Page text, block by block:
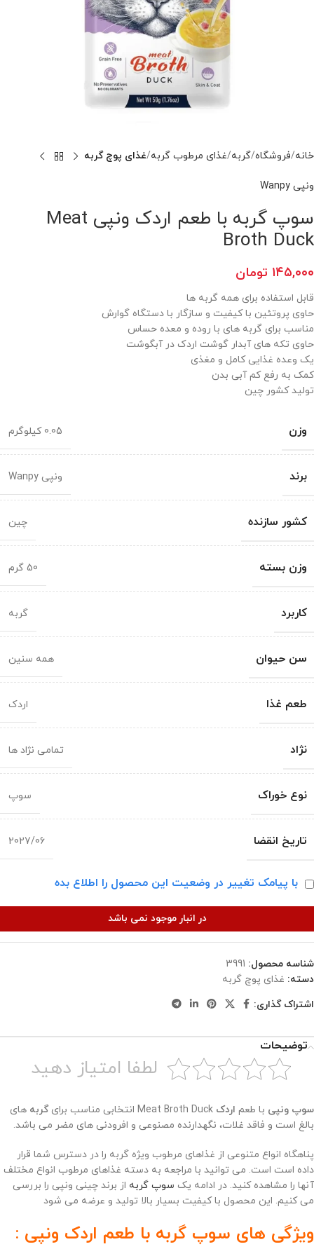
خانه فروشگاه گربه غذای مرطوب گربه غذای پوچ گربه
ونپی Wanpy
سوپ گربه با طعم اردک ونپی Meat
Broth Duck
۱۴۵,۰۰۰ تومان
قابل استفاده برای همه گربه ها
حاوی پروتئین با کیفیت و سازگار با دستگاه گوارش
مناسب برای گربه های با روده و معده حساس
حاوی تکه های آبدار گوشت اردک در آبگوشت
یک وعده غذایی کامل و مغذی
کمک به رفع کم آبی بدن
تولید کشور چین
وزن 0.05 کیلوگرم
برند ونپی Wanpy
کشور سازنده چین
وزن بسته 50 گرم
کاربرد گربه
سن حیوان همه سنین
طعم غذا اردک
نژاد تمامی نژاد ها
نوع خوراک سوپ
تاریخ انقضا 2027/06
با پیامک تغییر در وضعیت این محصول را اطلاع بده
در انبار موجود نمی باشد
شناسه محصول: 3991
دسته: غذای پوچ گربه
اشتراک گذاری:
توضیحات
لطفا امتیاز دهید
سوپ ونپی با طعم اردک گربه های
بالغ است و فاقد غلات، نگهدارنده مصنوعی و افرودنی های مضر می باشد.
پناهگاه انواع متنوعی از غذاهای مرطوب ویژه گربه را در دسترس شما قرار
داده است است. می توانید با مراجعه به دسته غذاهای مرطوب انواع مختلف
آنها را مشاهده کنید. در ادامه یک سوپ گربه از برند چینی ونپی را بررسی
می کنیم. این محصول با کیفیت بسیار بالا تولید و عرضه می شود
ویژگی های سوپ گربه با طعم اردک ونپی :